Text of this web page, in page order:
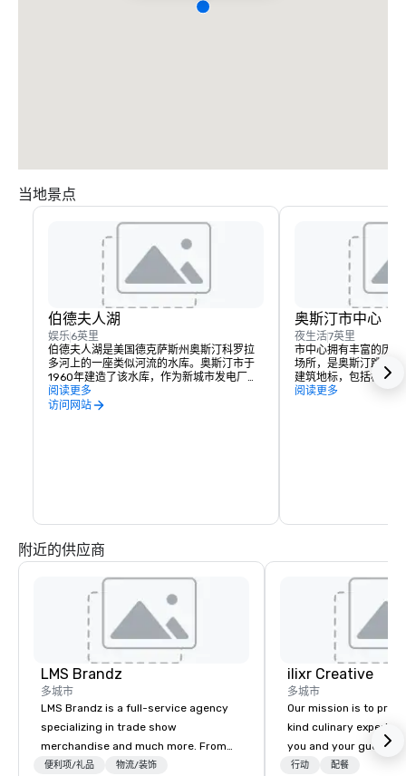
当地景点
伯德夫人湖
娱乐6英里
伯德夫人湖是美国德克萨斯州奥斯汀科罗拉
多河上的一座类似河流的水库。奥斯汀市于
1960年建造了该水库，作为新城市发电厂的
冷却池。该湖的表面积为416英亩，现在主要
用于娱乐和防洪。流出地点是科罗拉多河！
特拉维斯县奥斯汀的南侧（中心位于北纬
30°15'，西经97°43'），绵延五英里以上。
星期一至星期五
上午 8:00-下午 5:00
阅读更多
访问网站
奥斯汀市中心
夜生活7英里
市中心拥有丰富的历
场所，是奥斯汀跳动
建筑地标，包括标志
厦（1888 年）和德里
阅读更多
附近的供应商
LMS Brandz
多城市
LMS Brandz is a full-service agency
specializing in trade show
merchandise and much more. From
booth giveaways and branded apparel
便利项/礼品 物流/装饰
ilixr Creative
多城市
Our mission is to
kind culinary
you and your guests
memories and
行动 配餐